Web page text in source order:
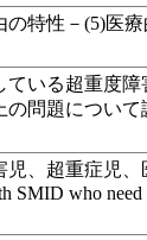
の特性－(5)医
ている超重度
の問題について
児、超重症児
SMID who need